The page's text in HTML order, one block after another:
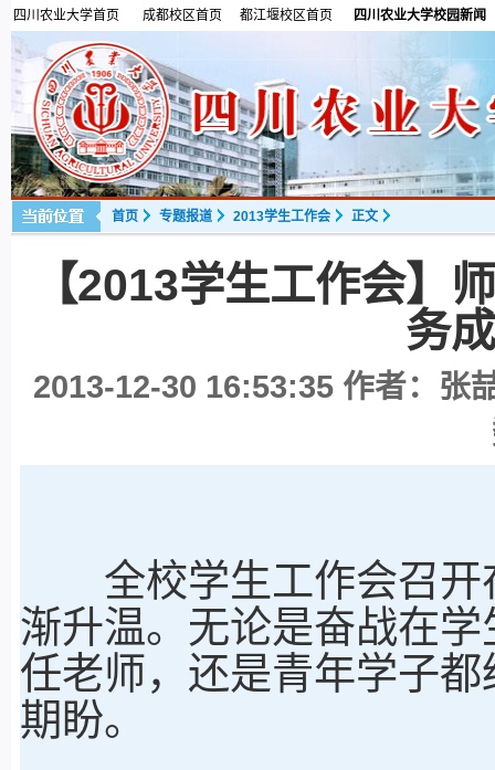
四川农业大学首页 成都校区首页 都江堰校区首页 四川农业大学校园新闻
首页 专题报道 2013学生工作会 正文
【2013学生工作会】
务
2013-12-30 16:53:35作者：张
全校学生工作会召开
渐升温。无论是奋战在
任老师，还是青年学子
期盼。